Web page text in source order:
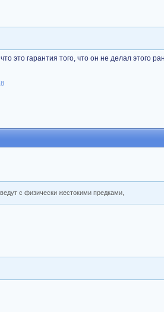
это гарантия того, что он не делал этого
с физически жестокими предками,